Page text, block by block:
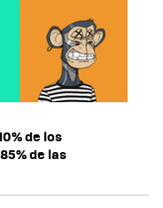
de los
de las